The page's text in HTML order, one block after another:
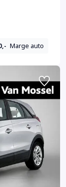
Marge auto